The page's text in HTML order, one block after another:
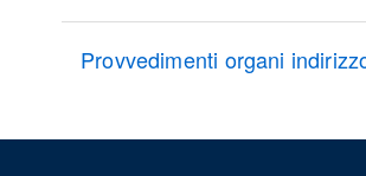
Provvedimenti organi